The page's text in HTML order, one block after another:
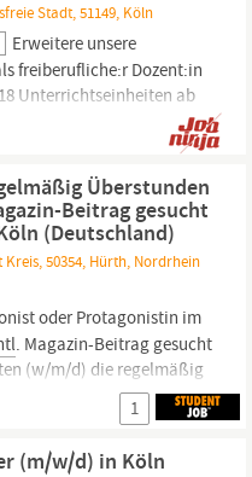
Stadt, 51149, Köln
Erweitere unsere
freiberufliche:r Dozent:in
Unterrichtseinheiten ab
einem unserer vakanten
Leipzig oder Münster. Das
fundierte
Überstunden
Beitrag gesucht
(Deutschland)
50354, Hürth, Nordrhein
oder Protagonistin im
. Magazin-Beitrag gesucht
(w/m/d) die regelmäßig
. Magazin-Beitrag gesucht
die regelmäßig
. Magazin-Beitrag |
1
(m/w/d) in Köln